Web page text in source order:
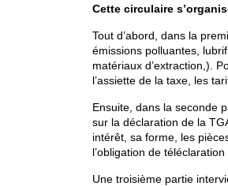
Cette circulaire
Tout d’abord, dans la
émissions polluantes,
matériaux d’extraction,).
l’assiette de la taxe, les
Ensuite, dans la seconde
sur la déclaration de la
intérêt, sa forme, les
l’obligation de
Une troisième partie